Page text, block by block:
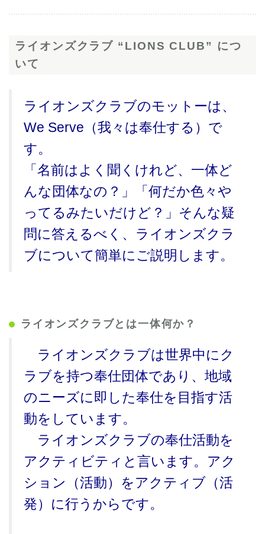
ライオンズクラブ “LIONS CLUB” につ
いて
ライオンズクラブのモットーは、
We Serve（我々は奉仕する）で
す。
「名前はよく聞くけれど、一体ど
んな団体なの？」「何だか色々や
ってるみたいだけど？」そんな疑
問に答えるべく、ライオンズクラ
ブについて簡単にご説明します。
ライオンズクラブとは一体何か？
ライオンズクラブは世界中にク
ラブを持つ奉仕団体であり、地域
のニーズに即した奉仕を目指す活
動をしています。
ライオンズクラブの奉仕活動を
アクティビティと言います。アク
ション（活動）をアクティブ（活
発）に行うからです。